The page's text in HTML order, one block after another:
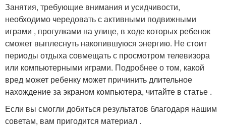
Занятия, требующие внимания и усидчивости,
необходимо чередовать с активными подвижными
играми , прогулками на улице, в ходе которых ребенок
сможет выплеснуть накопившуюся энергию. Не стоит
периоды отдыха совмещать с просмотром телевизора
или компьютерными играми. Подробнее о том, какой
вред может ребенку может причинить длительное
нахождение за экраном компьютера, читайте в статье .
Если вы смогли добиться результатов благодаря нашим
советам, вам пригодится материал .